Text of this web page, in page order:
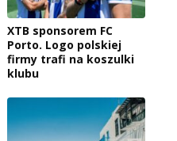
XTB sponsorem FC
Porto. Logo polskiej
firmy trafi na koszulki
klubu